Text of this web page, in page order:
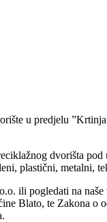
u predjelu
dvorišta
plastični, metalni,
ili pogledati na
Blato, te Zakona o